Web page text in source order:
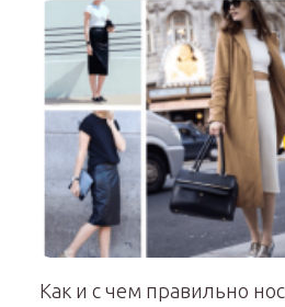
Как и с чем правильно